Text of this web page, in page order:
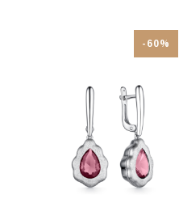
-60%